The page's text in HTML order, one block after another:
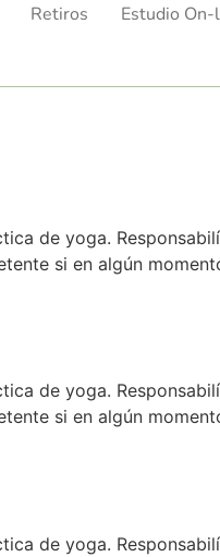
Retiros Estudio On-
de yoga.
si en algún
de yoga.
si en algún
de yoga.